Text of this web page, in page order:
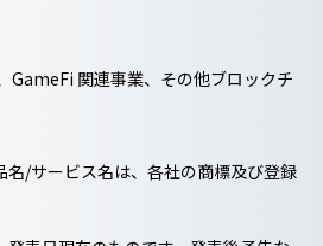
GameFi 関連事業、その他ブロックチ
/サービス名は、各社の商標及び登録